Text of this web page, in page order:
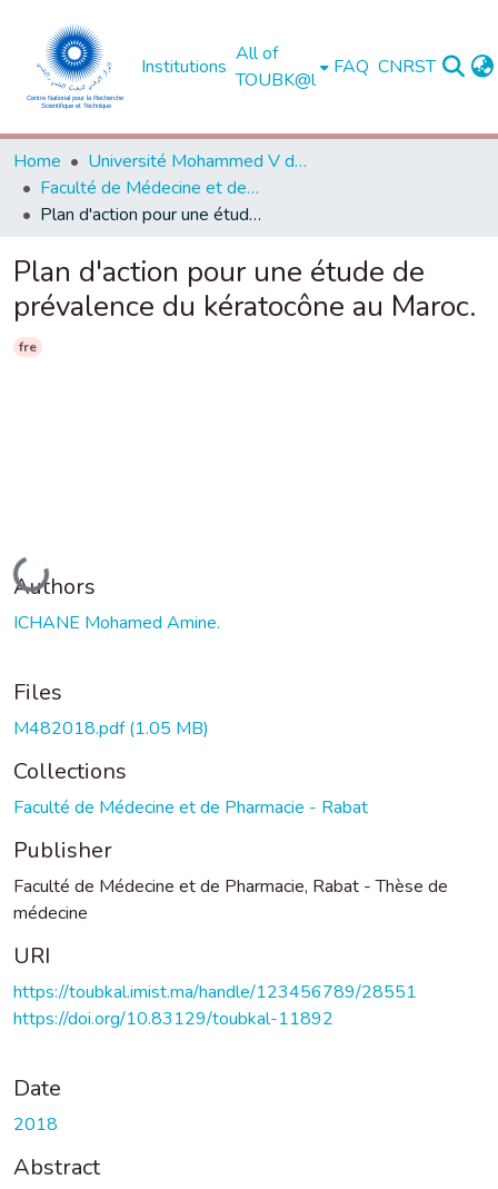
Institutions
All of
TOUBK@l
FAQ CNRST
Home
Université Mohammed V de Rabat
Faculté de Médecine et de Pharmacie - Rabat
Plan d'action pour une étude de prévalence du kératocône au Maroc.
Plan d'action pour une étude de
prévalence du kératocône au Maroc.
fre
Loading...
Authors
ICHANE Mohamed Amine.
Files
M482018.pdf(1.05 MB)
Collections
Faculté de Médecine et de Pharmacie - Rabat
Publisher
Faculté de Médecine et de Pharmacie, Rabat - Thèse de
médecine
URI
https://toubkal.imist.ma/handle/123456789/28551
https://doi.org/10.83129/toubkal-11892
Date
2018
Abstract